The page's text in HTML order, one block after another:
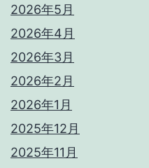
2026年5月
2026年4月
2026年3月
2026年2月
2026年1月
2025年12月
2025年11月